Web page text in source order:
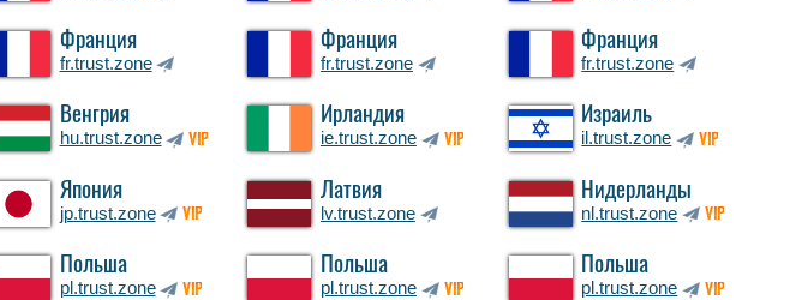
Франция
fr.trust.zone
Франция
fr.trust.zone
Франция
fr.trust.zone
Венгрия
hu.trust.zone VIP
Ирландия
ie.trust.zone VIP
Израиль
il.trust.zone VIP
Япония
jp.trust.zone VIP
Латвия
lv.trust.zone
Нидерланды
nl.trust.zone VIP
Польша
pl.trust.zone VIP
Польша
pl.trust.zone VIP
Польша
pl.trust.zone VIP